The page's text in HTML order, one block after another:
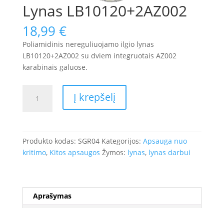
Lynas LB10120+2AZ002
18,99 €
Poliamidinis nereguliuojamo ilgio lynas
LB10120+2AZ002 su dviem integruotais AZ002
karabinais galuose.
kiekis:
Į krepšelį
Produkto kodas: SGR04 Kategorijos: Apsauga nuo
kritimo, Kitos apsaugos Žymos: lynas, lynas darbui
Aprašymas